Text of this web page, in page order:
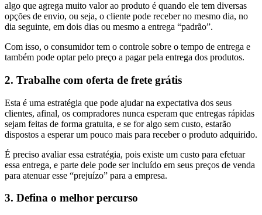
algo que agrega muito valor ao produto é quando ele tem diversas
opções de envio, ou seja, o cliente pode receber no mesmo dia, no
dia seguinte, em dois dias ou mesmo a entrega “padrão”.
Com isso, o consumidor tem o controle sobre o tempo de entrega e
também pode optar pelo preço a pagar pela entrega dos produtos.
2. Trabalhe com oferta de frete grátis
Esta é uma estratégia que pode ajudar na expectativa dos seus
clientes, afinal, os compradores nunca esperam que entregas rápidas
sejam feitas de forma gratuita, e se for algo sem custo, estarão
dispostos a esperar um pouco mais para receber o produto adquirido.
É preciso avaliar essa estratégia, pois existe um custo para efetuar
essa entrega, e parte dele pode ser incluído em seus preços de venda
para atenuar esse “prejuízo” para a empresa.
3. Defina o melhor percurso